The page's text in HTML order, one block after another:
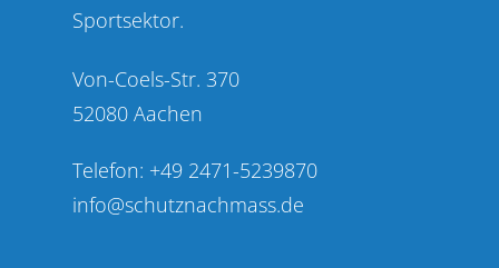
Sportsektor.
Von-Coels-Str. 370
52080 Aachen
Telefon: +49 2471-5239870
info@schutznachmass.de